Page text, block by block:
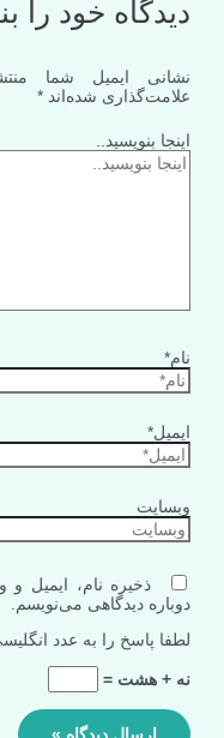
دیدگاه‌ خود را
نشانی ایمیل شما
علامت‌گذاری شده‌اند *
اینجا بنویسید..
نام*
ایمیل*
وبسایت
ذخیره نام، ایمیل
دوباره دیدگاهی می‌نویسم.
لطفا پاسخ را به عدد
نه + هشت =